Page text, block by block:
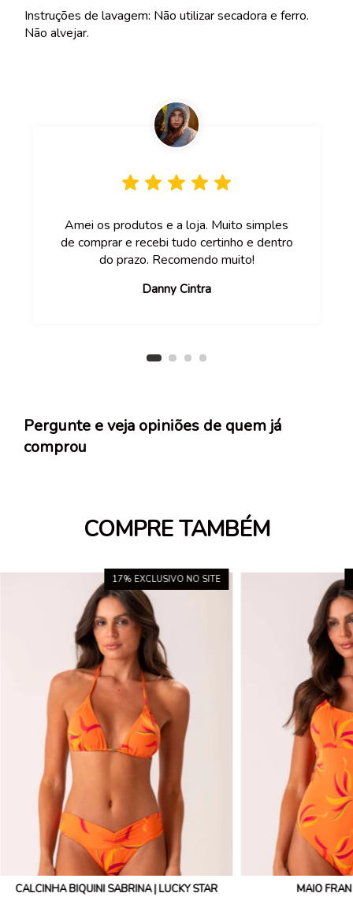
Instruções de lavagem: Não utilizar secadora e ferro.
Não alvejar.
Amei os produtos e a loja. Muito simples
de comprar e recebi tudo certinho e dentro
do prazo. Recomendo muito!
Danny Cintra
Pergunte e veja opiniões de quem já
comprou
COMPRE TAMBÉM
17% EXCLUSIVO NO SITE
CALCINHA BIQUÍNI SABRINA | LUCKY STAR MAIÔ